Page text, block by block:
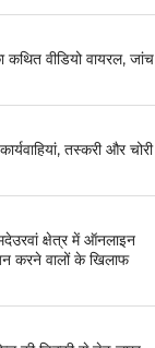
कथित वीडियो वायरल, जांच
तस्करी और चोरी
क्षेत्र में ऑनलाइन
करने वालों के खिलाफ